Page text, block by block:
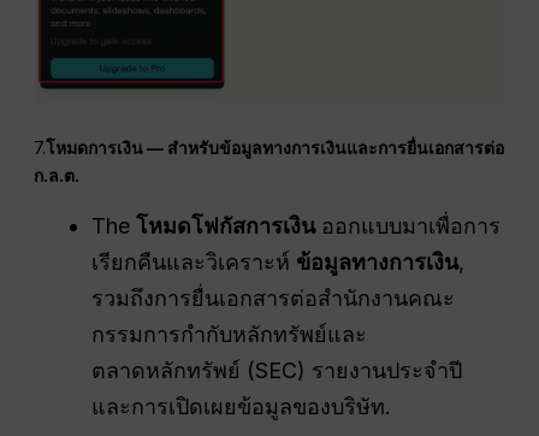
7.โหมดการเงิน — สำหรับข้อมูลทางการเงินและการยื่นเอกสารต่อ
ก.ล.ต.
Theโหมดโฟกัสการเงินออกแบบมาเพื่อการ
เรียกคืนและวิเคราะห์ ข้อมูลทางการเงิน,
รวมถึงการยื่นเอกสารต่อสำนักงานคณะ
กรรมการกำกับหลักทรัพย์และ
ตลาดหลักทรัพย์ (SEC) รายงานประจำปี
และการเปิดเผยข้อมูลของบริษัท.